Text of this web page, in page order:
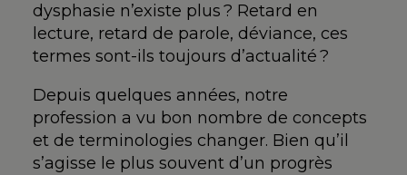
dysphasie n’existe plus ? Retard en
lecture, retard de parole, déviance, ces
termes sont-ils toujours d’actualité ?
Depuis quelques années, notre
profession a vu bon nombre de concepts
et de terminologies changer. Bien qu’il
s’agisse le plus souvent d’un progrès